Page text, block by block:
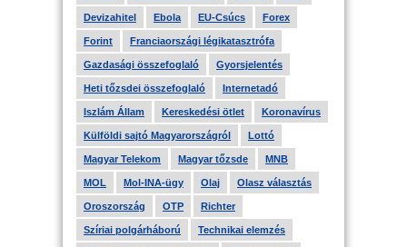
Devizahitel Ebola EU-Csúcs Forex
Forint Franciaországi légikatasztrófa
Gazdasági összefoglaló Gyorsjelentés
Heti tőzsdei összefoglaló Internetadó
Iszlám Állam Kereskedési ötlet Koronavírus
Külföldi sajtó Magyarországról Lottó
Magyar Telekom Magyar tőzsde MNB
MOL Mol-INA-ügy Olaj Olasz választás
Oroszország OTP Richter
Szíriai polgárháború Technikai elemzés